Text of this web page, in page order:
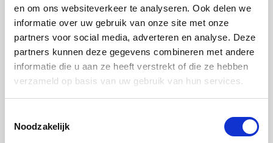
en om ons websiteverkeer te analyseren. Ook delen we
informatie over uw gebruik van onze site met onze
partners voor social media, adverteren en analyse. Deze
partners kunnen deze gegevens combineren met andere
informatie die u aan ze heeft verstrekt of die ze hebben
verzameld op basis van uw gebruik van hun services.
Noodzakelijk
Kook tot in perfectie met Miele
Ervaar ultiem culinair genieten met Miele Generatie
7000. Ontdek keukenapparaten vol baanbrekende
innovaties die dag in, dag uit het verschil maken in
jouw keuken. Gemakkelijk in gebruik, uitzonderlijk